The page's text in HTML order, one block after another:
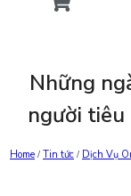
Những
người
Home / Tin tức / Dịch Vụ